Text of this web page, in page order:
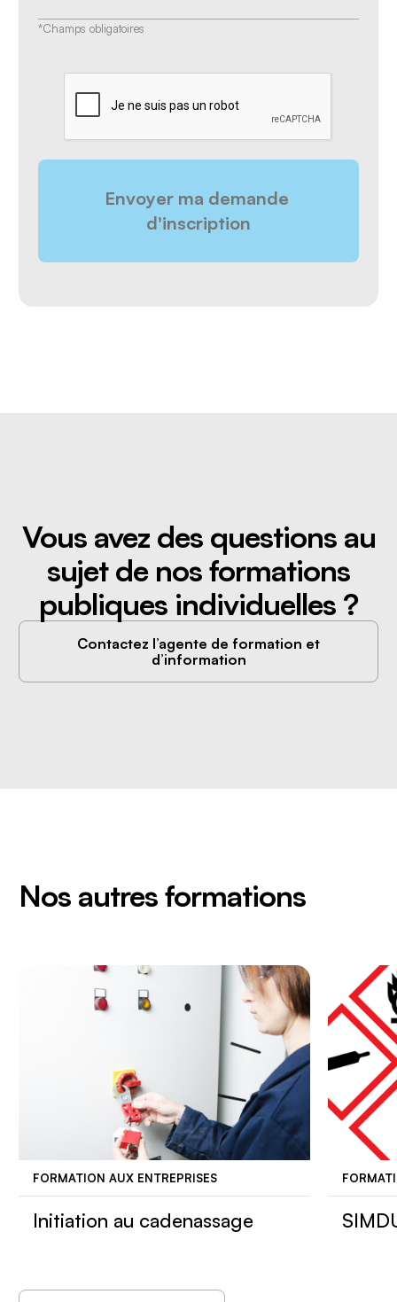
*Champs obligatoires
CAPTCHA
Vous avez des questions au
sujet de nos formations
publiques individuelles ?
Contactez l’agente de formation et
d’information
Nos autres formations
FORMATION AUX ENTREPRISES
Initiation au cadenassage